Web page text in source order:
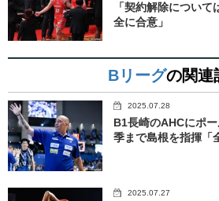
「契約解除につい
全に合意」
Bリーグの関連
2025.07.28
B1長崎のAHCにポ
季まで島根を指揮「
2025.07.27